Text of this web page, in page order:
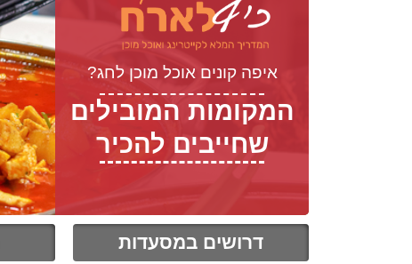
איפה קונים אוכל מוכן לחג?
המקומות המובילים
שחייבים להכיר
דרושים במסעדות